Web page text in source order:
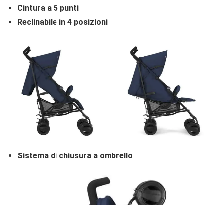
Cintura a 5 punti
Reclinabile in 4 posizioni
Sistema di chiusura a ombrello